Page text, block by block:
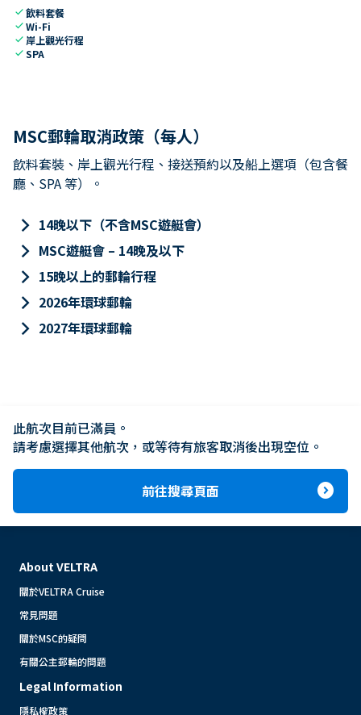
check飲料套餐
checkWi-Fi
check 岸上觀光行程
checkSPA
MSC郵輪取消政策（每人）
飲料套裝、岸上觀光行程、接送預約以及船上選項（包含餐
廳、SPA 等）。
keyboard_arrow_right 14晚以下（不含MSC遊艇會）
keyboard_arrow_right MSC遊艇會 – 14晚及以下
keyboard_arrow_right 15晚以上的郵輪行程
keyboard_arrow_right 2026年環球郵輪
keyboard_arrow_right 2027年環球郵輪
此航次目前已滿員。
請考慮選擇其他航次，或等待有旅客取消後出現空位。
前往搜尋頁面 expand_circle_right
About VELTRA
關於VELTRA Cruise
常見問題
關於MSC的疑問
有關公主郵輪的問題
Legal Information
隱私權政策